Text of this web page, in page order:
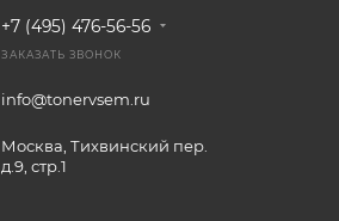
+7 (495) 476-56-56
ЗАКАЗАТЬ ЗВОНОК
info@tonervsem.ru
Москва, Тихвинский пер.
д.9, стр.1